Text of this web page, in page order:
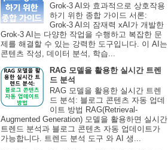
Grok-3 AI와 효과적으로 상호작용
하기 위한 종합 가이드 서론:
Grok-3 AI의 잠재력 xAI가 개발한
Grok-3 AI는 다양한 작업을 수행하고 복잡한 문
제를 해결할 수 있는 강력한 도구입니다. 이 AI는
콘텐츠 작성, 데이터 분석, 학습...
RAG 모델을 활용한 실시간 트렌
드 분석
RAG 모델을 활용한 실시간 트렌
드 분석: 블로그 콘텐츠 자동 업데
이트 방법 RAG(Retrieval-
Augmented Generation) 모델을 활용하면 실시간
트렌드 분석과 블로그 콘텐츠 자동 업데이트가
가능합니다. 트렌드 분석 도구 와 AI 생...